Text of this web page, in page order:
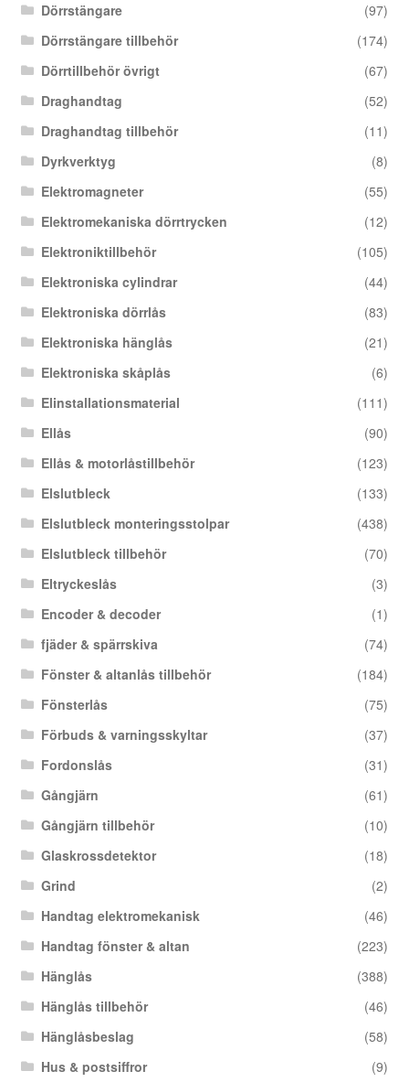
Dörrstängare
(97)
Dörrstängare tillbehör
(174)
Dörrtillbehör övrigt
(67)
Draghandtag
(52)
Draghandtag tillbehör
(11)
Dyrkverktyg
(8)
Elektromagneter
(55)
Elektromekaniska dörrtrycken
(12)
Elektroniktillbehör
(105)
Elektroniska cylindrar
(44)
Elektroniska dörrlås
(83)
Elektroniska hänglås
(21)
Elektroniska skåplås
(6)
Elinstallationsmaterial
(111)
Ellås
(90)
Ellås & motorlåstillbehör
(123)
Elslutbleck
(133)
Elslutbleck monteringsstolpar
(438)
Elslutbleck tillbehör
(70)
Eltryckeslås
(3)
Encoder & decoder
(1)
fjäder & spärrskiva
(74)
Fönster & altanlås tillbehör
(184)
Fönsterlås
(75)
Förbuds & varningsskyltar
(37)
Fordonslås
(31)
Gångjärn
(61)
Gångjärn tillbehör
(10)
Glaskrossdetektor
(18)
Grind
(2)
Handtag elektromekanisk
(46)
Handtag fönster & altan
(223)
Hänglås
(388)
Hänglås tillbehör
(46)
Hänglåsbeslag
(58)
Hus & postsiffror
(9)